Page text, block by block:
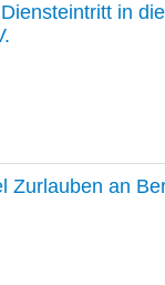
in
Zurlauben an